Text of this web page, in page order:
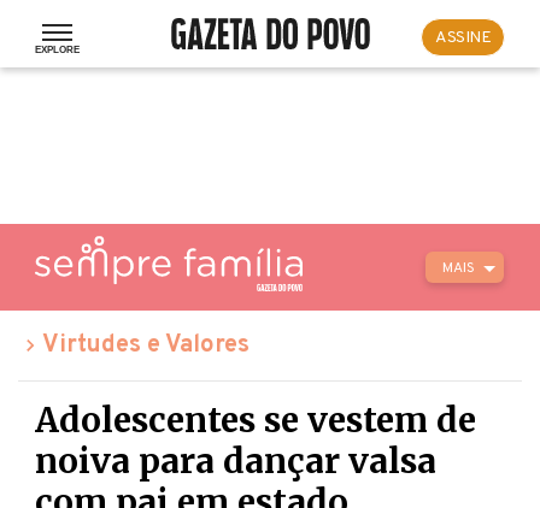
ASSINE
MAIS
Virtudes e Valores
Adolescentes se vestem de
noiva para dançar valsa